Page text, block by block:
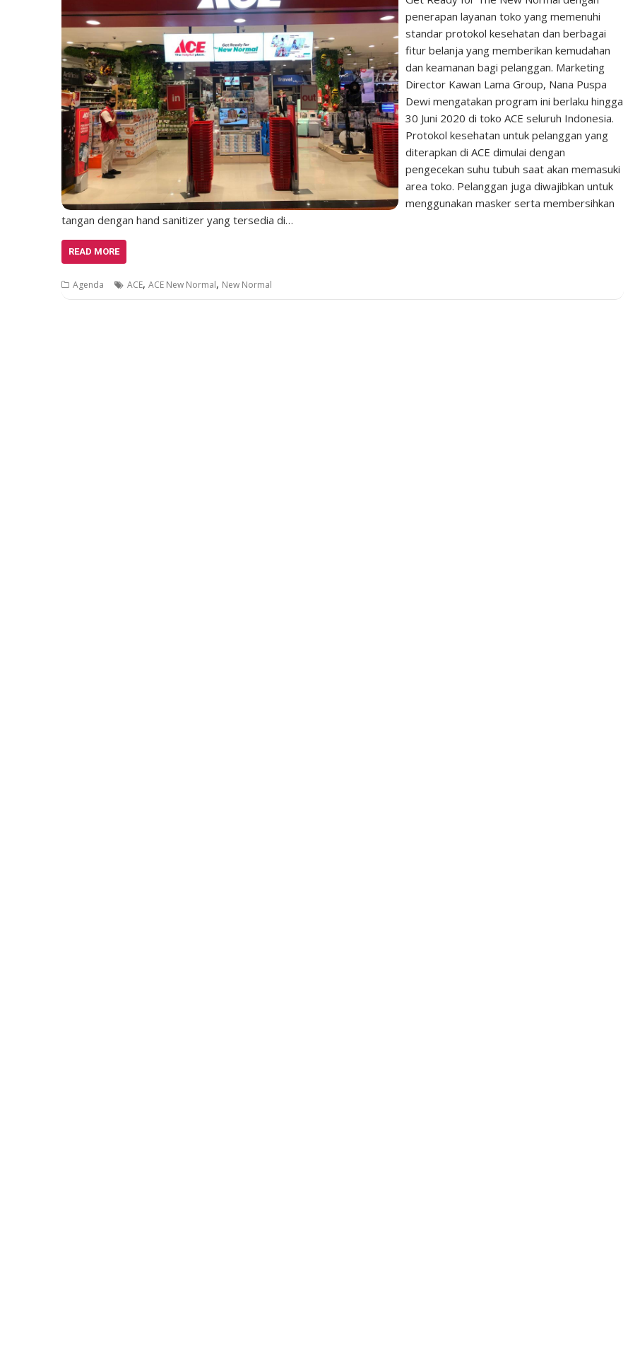
penerapan layanan toko yang memenuhi
standar protokol kesehatan dan berbagai
fitur belanja yang memberikan kemudahan
dan keamanan bagi pelanggan. Marketing
Director Kawan Lama Group, Nana Puspa
Dewi mengatakan program ini berlaku hingga
30 Juni 2020 di toko ACE seluruh Indonesia.
Protokol kesehatan untuk pelanggan yang
diterapkan di ACE dimulai dengan
pengecekan suhu tubuh saat akan memasuki
area toko. Pelanggan juga diwajibkan untuk
menggunakan masker serta membersihkan
tangan dengan hand sanitizer yang tersedia di…
READ MORE
Agenda ACE, ACE New Normal, New Normal